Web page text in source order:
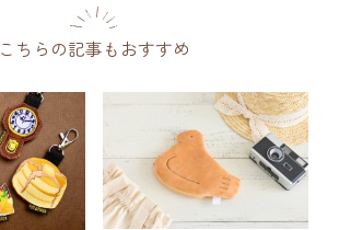
こちらの記事もおすすめ